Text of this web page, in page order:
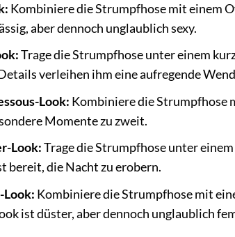
Kombiniere die Strumpfhose mit einem
aber dennoch unglaublich sexy.
Trage die Strumpfhose unter einem
verleihen ihm eine aufregende
Look: Kombiniere die Strumpfhose
Momente zu zweit.
Look:Trage die Strumpfhose unter
bereit, die Nacht zu erobern.
Look: Kombiniere die Strumpfhose mit
ist düster, aber dennoch unglaublich